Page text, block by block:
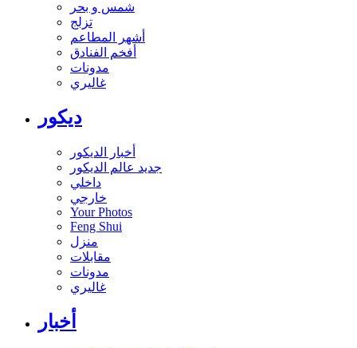
شمس و بحر
تزلج
أشهر المطاعم
أفخم الفنادق
مدونات
غاليري
ديكور
أخبار الديكور
جديد عالم الديكور
داخلي
خارجي
Your Photos
Feng Shui
منزل
مقابلات
مدونات
غاليري
أخبار